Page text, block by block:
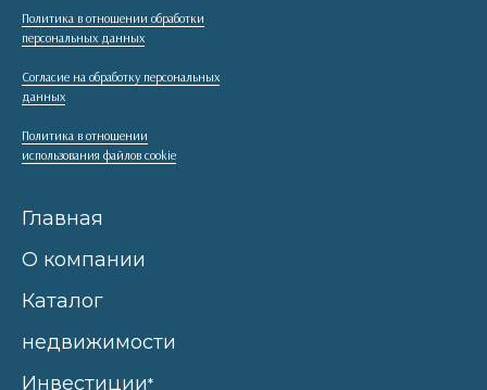
Политика в отношении обработки
персональных данных
Согласие на обработку персональных
данных
Политика в отношении
использования файлов cookie
Главная
О компании
Каталог
недвижимости
Инвестиции*